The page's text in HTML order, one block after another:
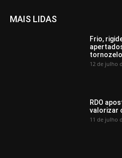
MAIS LIDAS
Frio,
12 de julho
RDO
valorizar
11 de julho